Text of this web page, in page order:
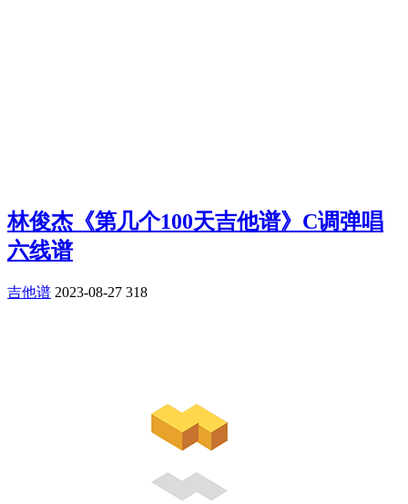
林俊杰《第几个100天吉他谱》C调弹唱
六线谱
吉他谱 2023-08-27 318